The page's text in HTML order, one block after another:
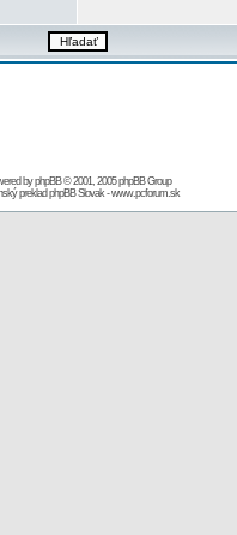
byphpBB© 2001, 2005 phpBB Group
prekladphpBB Slovak-www.pcforum.sk